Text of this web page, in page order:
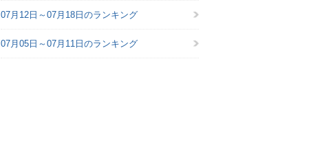
07月12日～07月18日のランキング
07月05日～07月11日のランキング